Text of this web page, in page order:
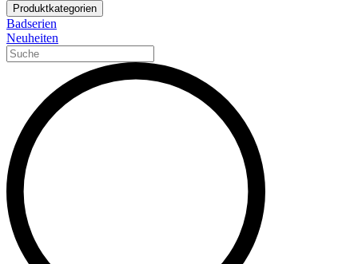
Produktkategorien
Badserien
Neuheiten